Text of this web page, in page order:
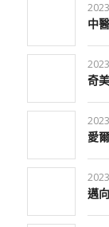
中
奇
愛
邁